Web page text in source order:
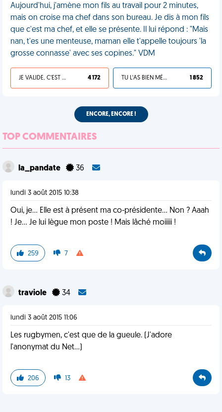
Aujourd'hui, j'amène mon fils au travail pour 2 minutes,
mais on croise ma chef dans son bureau. Je dis à mon fils
que c'est ma chef, et elle se présente. Il lui répond : "Mais
nan, t'es une menteuse, maman elle t'appelle toujours 'la
grosse connasse' avec ses copines." VDM
JE VALIDE, C'EST UNE VDM 4 172 TU L'AS BIEN MÉRITÉ 1 852
ENCORE, ENCORE !
TOP COMMENTAIRES
la_pandate 36
lundi 3 août 2015 10:38
Oui, je... Elle est à présent ma co-présidente... Non ? Aaah
! Je... Je lui lègue mon poste ! Mais lâché moiiiii !
259 7
traviole 34
lundi 3 août 2015 11:06
Les rugbymen, c'est que de la gueule. (J'adore
l'anonymat du Net...)
206 13